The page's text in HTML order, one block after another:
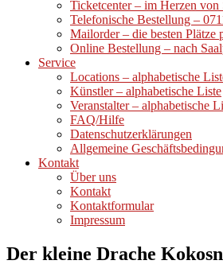
Ticketcenter – im Herzen von
Telefonische Bestellung –
Mailorder – die besten Plätze
Online Bestellung – nach
Service
Locations – alphabetische
Künstler – alphabetische Liste
Veranstalter – alphabetische
FAQ/Hilfe
Datenschutzerklärungen
Allgemeine
Kontakt
Über uns
Kontakt
Kontaktformular
Impressum
Der kleine Drache